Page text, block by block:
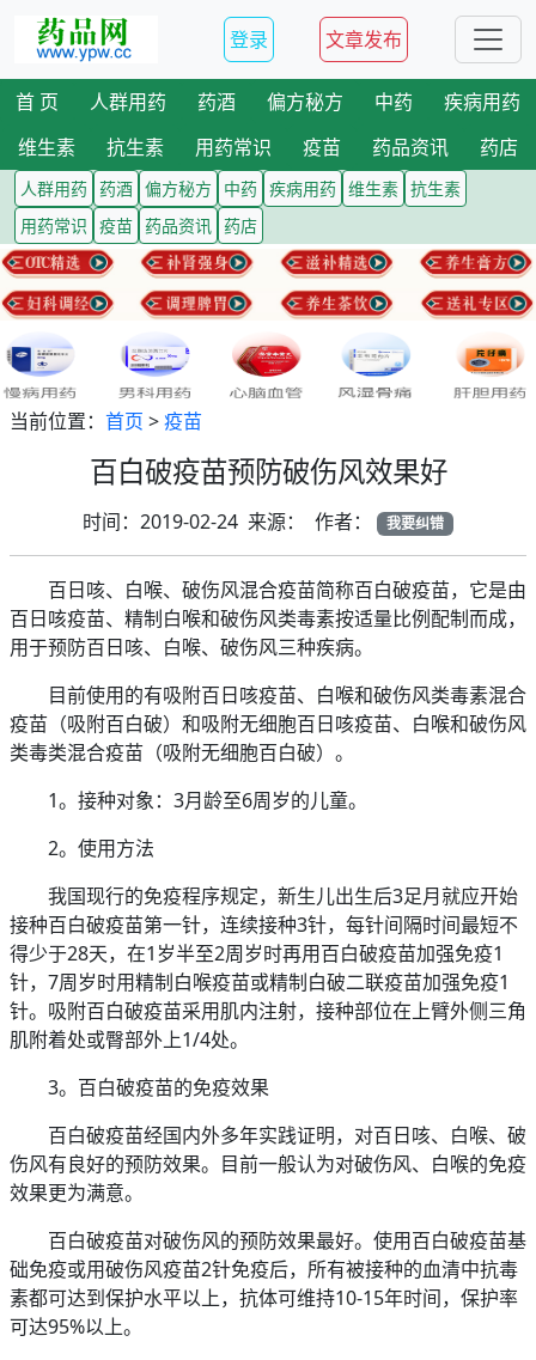
登录 文章发布
首 页 人群用药 药酒 偏方秘方 中药
疾病用药
维生素
抗生素 用药常识 疫苗 药品资讯 药店
人群用药 药酒 偏方秘方 中药 疾病用药 维生素 抗生素
用药常识 疫苗 药品资讯 药店
当前位置： 首页 >疫苗
百白破疫苗预防破伤风效果好
时间：2019-02-24 来源： 作者： 我要纠错
百日咳、白喉、破伤风混合疫苗简称百白破疫苗，它是由
百日咳疫苗、精制白喉和破伤风类毒素按适量比例配制而成，
用于预防百日咳、白喉、破伤风三种疾病。
目前使用的有吸附百日咳疫苗、白喉和破伤风类毒素混合
疫苗（吸附百白破）和吸附无细胞百日咳疫苗、白喉和破伤风
类毒类混合疫苗（吸附无细胞百白破）。
1。接种对象：3月龄至6周岁的儿童。
2。使用方法
我国现行的免疫程序规定，新生儿出生后3足月就应开始
接种百白破疫苗第一针，连续接种3针，每针间隔时间最短不
得少于28天，在1岁半至2周岁时再用百白破疫苗加强免疫1
针，7周岁时用精制白喉疫苗或精制白破二联疫苗加强免疫1
针。吸附百白破疫苗采用肌内注射，接种部位在上臂外侧三角
肌附着处或臀部外上1/4处。
3。百白破疫苗的免疫效果
百白破疫苗经国内外多年实践证明，对百日咳、白喉、破
伤风有良好的预防效果。目前一般认为对破伤风、白喉的免疫
效果更为满意。
百白破疫苗对破伤风的预防效果最好。使用百白破疫苗基
础免疫或用破伤风疫苗2针免疫后，所有被接种的血清中抗毒
素都可达到保护水平以上，抗体可维持10-15年时间，保护率
可达95%以上。